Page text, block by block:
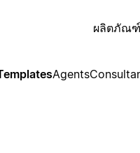
ผลิตภัณฑ์
Agents